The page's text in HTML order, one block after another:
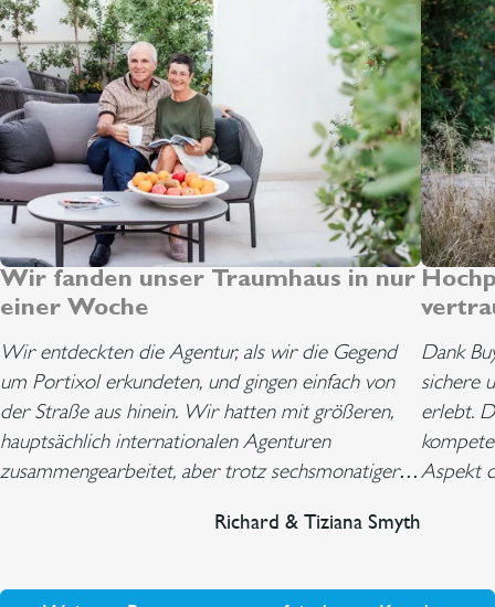
Wir fanden unser Traumhaus in nur
einer Woche
Wir entdeckten die Agentur, als wir die Gegend
um Portixol erkundeten, und gingen einfach von
der Straße aus hinein. Wir hatten mit größeren,
hauptsächlich internationalen Agenturen
zusammengearbeitet, aber trotz sechsmonatiger
entsprach. Carin zeigte uns einige Immobilien und
Kommentare und Reaktionen ihr umfangreiches
Richard & Tiziana Smyth
Dank
sichere
erlebt.
Aspekt
war